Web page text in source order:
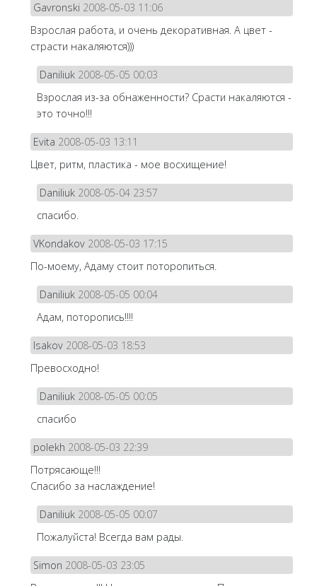
Gavronski 2008-05-03 11:06
Взрослая работа, и очень декоративная. А цвет -
страсти накаляются)))
Daniliuk 2008-05-05 00:03
Взрослая из-за обнаженности? Срасти накаляются -
это точно!!!
Evita 2008-05-03 13:11
Цвет, ритм, пластика - мое восхищение!
Daniliuk 2008-05-04 23:57
спасибо.
VKondakov 2008-05-03 17:15
По-моему, Адаму стоит поторопиться.
Daniliuk 2008-05-05 00:04
Адам, поторопись!!!!
Isakov 2008-05-03 18:53
Превосходно!
Daniliuk 2008-05-05 00:05
спасибо
polekh 2008-05-03 22:39
Потрясающе!!!
Спасибо за наслаждение!
Daniliuk 2008-05-05 00:07
Пожалуйста! Всегда вам рады.
Simon 2008-05-03 23:05